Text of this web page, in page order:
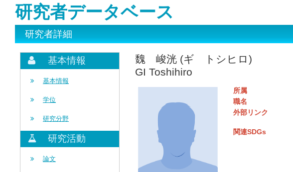
研究者データベース
研究者詳細
基本情報
基本情報
学位
研究分野
研究活動
論文
魏 峻洸 (ギ トシヒロ)
GI Toshihiro
所属
職名
外部リンク
関連SDGs